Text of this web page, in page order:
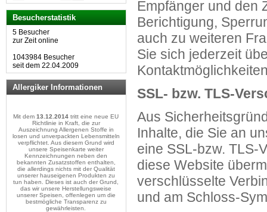
Empfänger und den
Berichtigung,
auch zu weiteren
Sie sich jederzeit
SSL- bzw. TLS-
Aus
Inhalte, die Sie an
eine SSL-bzw. TLS-
diese Website
verschlüsselte
und am Schloss-
Besucherstatistik
5 Besucher
zur Zeit online
1043984 Besucher
seit dem 22.04.2009
Allergiker Informationen
Mit dem13.12.2014 tritt eine neue EU
Richtlinie in Kraft, die zur
Auszeichnung Allergenen Stoffe in
losen und unverpackten Lebensmitteln
verpflichtet. Aus diesem Grund wird
unsere Speisenkarte weiter
Kennzeichnungen neben den
bekannten Zusatzstoffen enthalten,
die allerdings nichts mit der Qualität
unserer hauseigenen Produkten zu
tun haben. Dieses ist auch der Grund,
das wir unsere Herstellungsweise
unserer Speisen, offenlegen um die
bestmögliche Transparenz zu
gewährleisten.